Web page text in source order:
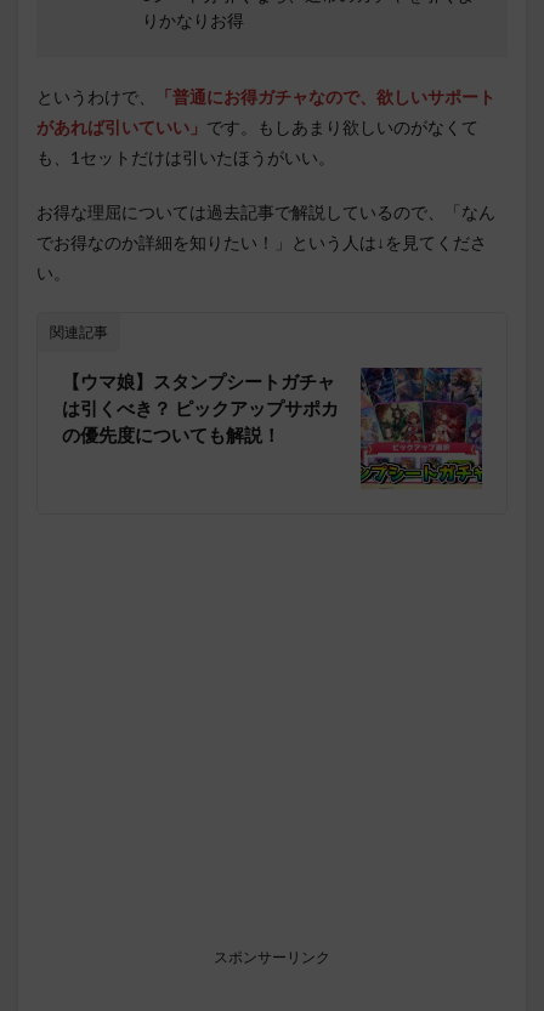
りかなりお得
というわけで、
「普通にお得ガチャなので、欲しいサポート
があれば引いていい」 です。もしあまり欲しいのがなくて
も、1セットだけは引いたほうがいい。
お得な理屈については過去記事で解説しているので、「なん
でお得なのか詳細を知りたい！」という人は↓を見てくださ
い。
関連記事
【ウマ娘】スタンプシートガチャ
は引くべき？ ピックアップサポカ
の優先度についても解説！
スポンサーリンク